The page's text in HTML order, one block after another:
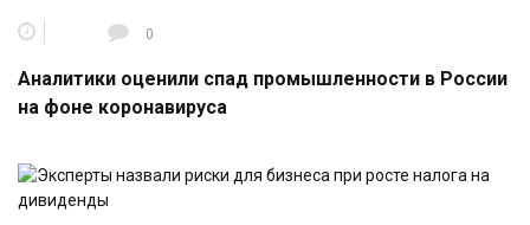
0
Аналитики оценили спад промышленности в России
на фоне коронавируса